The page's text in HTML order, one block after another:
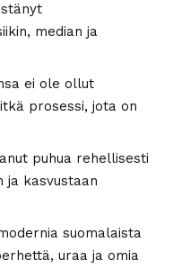
median ja
ei ole ollut
prosessi, jota on
puhua rehellisesti
ja kasvustaan
suomalaista
uraa ja omia